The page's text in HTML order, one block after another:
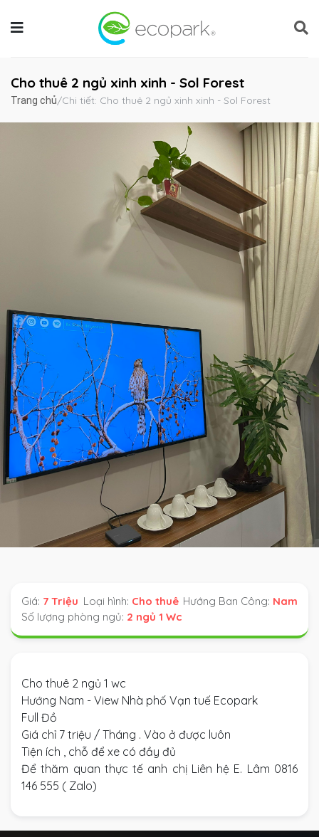
Cho thuê 2 ngủ xinh xinh - Sol Forest
Trang chủ/Chi tiết: Cho thuê 2 ngủ xinh xinh - Sol Forest
Giá: 7 Triệu Loại hình: Cho thuê Hướng Ban Công: Nam
Số lượng phòng ngủ: 2 ngủ 1 Wc
Cho thuê 2 ngủ 1 wc
Hướng Nam - View Nhà phố Vạn tuế Ecopark
Full Đồ
Giá chỉ 7 triệu / Tháng . Vào ở được luôn
Tiện ích , chỗ để xe có đầy đủ
Để thăm quan thực tế anh chị Liên hệ E. Lâm 0816
146 555 ( Zalo)